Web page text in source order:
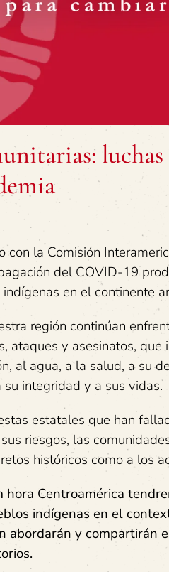
con la Comisión
del COVID-19
en el continente
región continúan
ataques y asesinatos,
al agua, a la salud, a su
integridad y a sus vidas.
estatales que han
riesgos, las
históricos como a los
Centroamérica
indígenas en el
abordarán y compartirán